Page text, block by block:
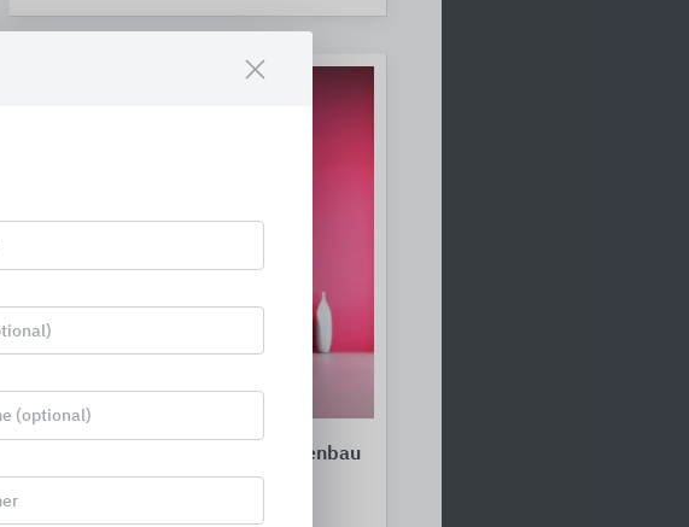
Offene Lösungen für den Trockenbau
(optional)